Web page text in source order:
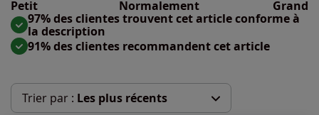
Petit
Normalement Grand
Taille grand : 4%
97% des clientes trouvent cet article conforme à
la description
91% des clientes recommandent cet article
Trier par : Les plus récents